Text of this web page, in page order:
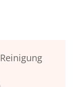
Reinigung